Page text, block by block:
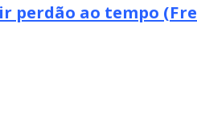
perdão ao tempo